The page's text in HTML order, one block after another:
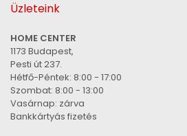
Üzleteink
HOME CENTER
1173 Budapest,
Pesti út 237.
Hétfő-Péntek: 8:00 - 17:00
Szombat: 8:00 - 13:00
Vasárnap: zárva
Bankkártyás fizetés